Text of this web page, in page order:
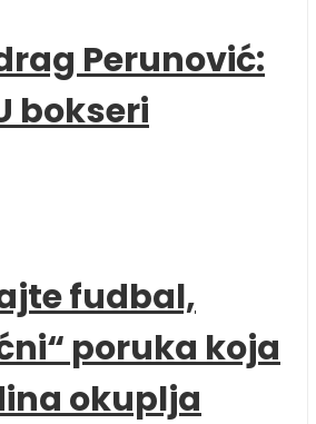
Perunović:
bokseri
fudbal,
poruka koja
okuplja